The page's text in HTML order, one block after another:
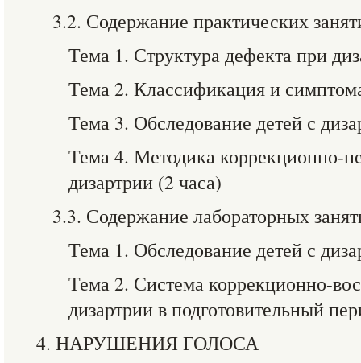
3.2. Содержание практических
Тема 1. Структура дефекта при
Тема 2. Классификация и
Тема 3. Обследование детей с
Тема 4. Методика коррекционно-
дизартрии (2 часа)
3.3. Содержание лабораторных
Тема 1. Обследование детей с
Тема 2. Система коррекционно-
дизартрии в подготовительный
4. НАРУШЕНИЯ ГОЛОСА